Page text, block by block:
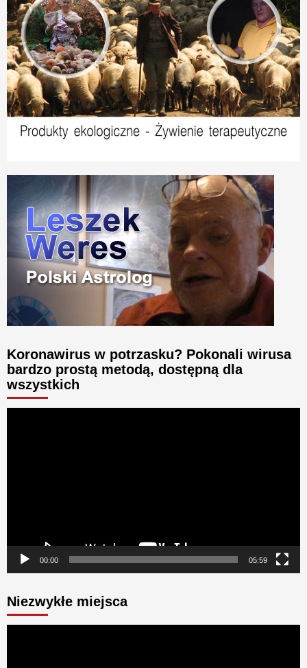
Koronawirus w potrzasku? Pokonali wirusa
bardzo prostą metodą, dostępną dla
wszystkich
00:00 05:59
Niezwykłe miejsca